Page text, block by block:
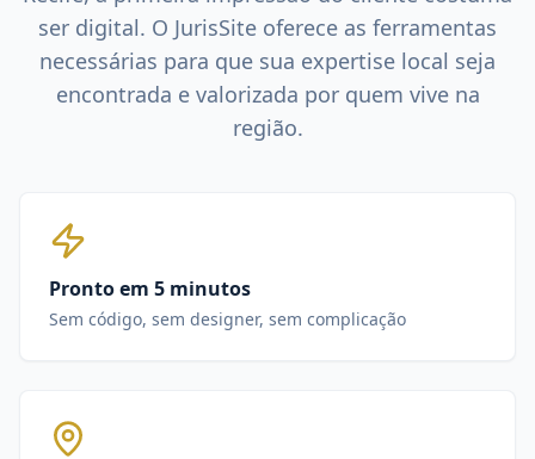
ser digital. O JurisSite oferece as ferramentas
necessárias para que sua expertise local seja
encontrada e valorizada por quem vive na
região.
Pronto em 5 minutos
Sem código, sem designer, sem complicação